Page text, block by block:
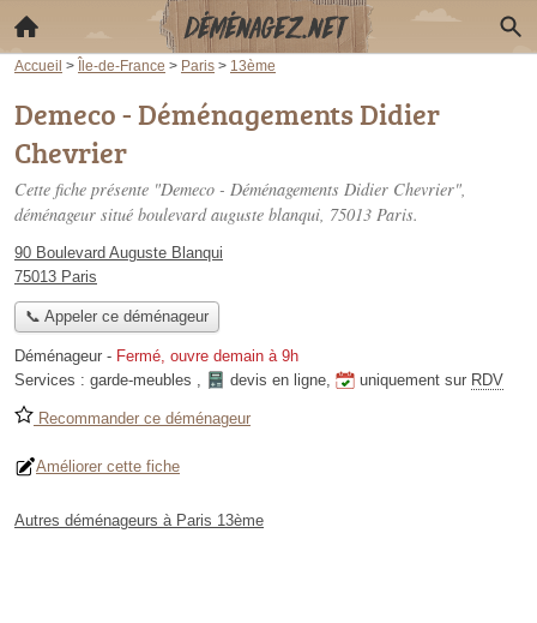
Accueil > Île-de-France > Paris > 13ème
Demeco - Déménagements Didier
Chevrier
Cette fiche présente "Demeco - Déménagements Didier Chevrier",
déménageur situé boulevard auguste blanqui, 75013 Paris.
90 Boulevard Auguste Blanqui
75013 Paris
📞 Appeler ce déménageur
Déménageur - Fermé, ouvre demain à 9h
Services : garde-meubles , devis en ligne, uniquement sur RDV
Recommander ce déménageur
Améliorer cette fiche
Autres déménageurs à Paris 13ème